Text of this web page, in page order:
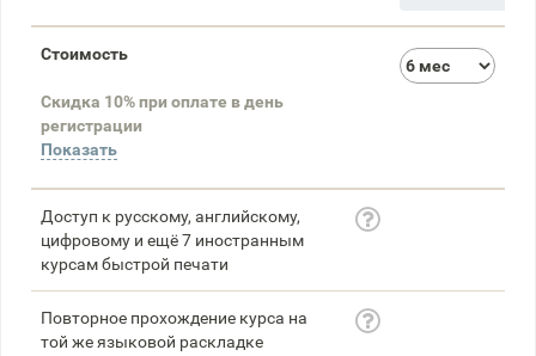
Стоимость
Скидка 10% при оплате в день
регистрации
Показать
Доступ к русскому, английскому,
цифровому и ещё 7 иностранным
курсам быстрой печати
Повторное прохождение курса на
той же языковой раскладке